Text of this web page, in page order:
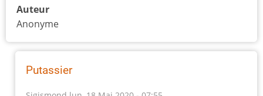
Auteur
Anonyme
Putassier